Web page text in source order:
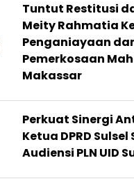
Tuntut Restitusi
Meity Rahmatia
Penganiayaan
Pemerkosaan
Makassar
Perkuat Sinergi
Ketua DPRD
Audiensi PLN UID